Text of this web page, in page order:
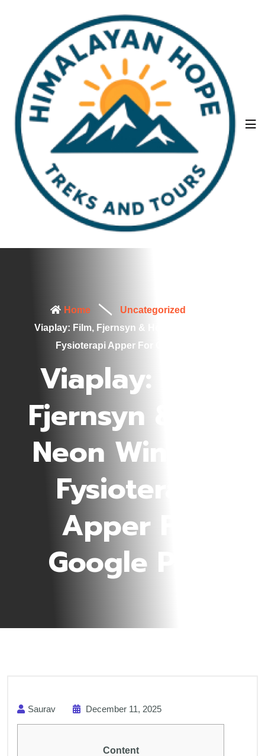
Home
Uncategorized
Viaplay: Film, Fjernsyn & Hot Neon Win Live
Fysioterapi Apper For Google Play
Viaplay: Film,
Fjernsyn & Hot
Neon Win Live
Fysioterapi
Apper For
Google Play
Saurav December 11, 2025
Content